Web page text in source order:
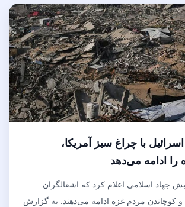
با چراغ سبز آمریکا،
ادامه می‌دهد
جهاد اسلامی اعلام کرد که اشغالگران
کوچاندن مردم غزه ادامه می‌دهند. به گزارش